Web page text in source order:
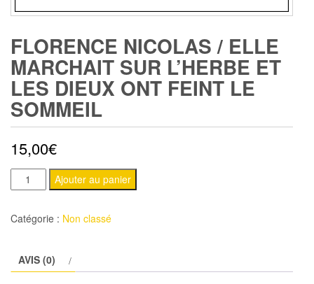
FLORENCE NICOLAS / ELLE
MARCHAIT SUR L’HERBE ET
LES DIEUX ONT FEINT LE
SOMMEIL
15,00€
quantité
de
Nicolas
Elle
Ajouter au panier
Catégorie : Non classé
AVIS (0)